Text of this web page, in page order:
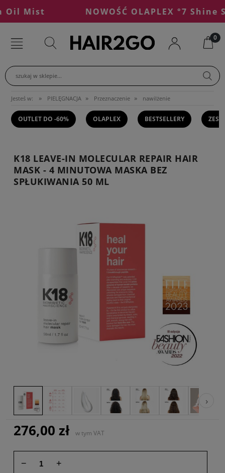
Mist NOWOŚĆ OLAPLEX °7 Shine
szukaj w sklepie...
Jesteś w: » PIELĘGNACJA » Przeznaczenie » nawilżenie
OUTLET DO -60% OLAPLEX BESTSELLERY
K18 LEAVE-IN MOLECULAR REPAIR HAIR
MASK - 4 MINUTOWA MASKA BEZ
SPŁUKIWANIA 50 ML
›
276,00 zł w tym VAT
− +